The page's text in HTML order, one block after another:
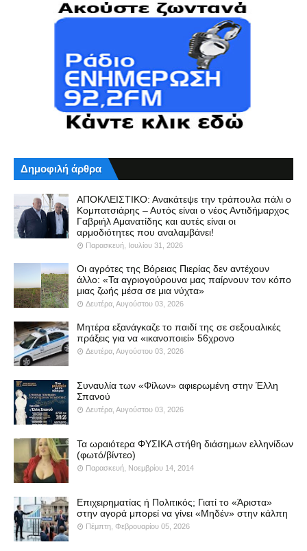
Δημοφιλή άρθρα
ΑΠΟΚΛΕΙΣΤΙΚΟ: Ανακάτεψε την τράπουλα πάλι ο
Κομπατσιάρης – Αυτός είναι ο νέος Αντιδήμαρχος
Γαβριήλ Αμανατίδης και αυτές είναι οι
αρμοδιότητες που αναλαμβάνει!
Παρασκευή, Ιουλίου 31, 2026
Οι αγρότες της Βόρειας Πιερίας δεν αντέχουν
άλλο: «Τα αγριογούρουνα μας παίρνουν τον κόπο
μιας ζωής μέσα σε μια νύχτα»
Δευτέρα, Αυγούστου 03, 2026
Μητέρα εξανάγκαζε το παιδί της σε σεξουαλικές
πράξεις για να «ικανοποιεί» 56χρονο
Δευτέρα, Αυγούστου 03, 2026
Συναυλία των «Φίλων» αφιερωμένη στην Έλλη
Σπανού
Δευτέρα, Αυγούστου 03, 2026
Τα ωραιότερα ΦΥΣΙΚΑ στήθη διάσημων ελληνίδων
(φωτό/βίντεο)
Παρασκευή, Νοεμβρίου 14, 2014
Επιχειρηματίας ή Πολιτικός; Γιατί το «Άριστα»
στην αγορά μπορεί να γίνει «Μηδέν» στην κάλπη
Πέμπτη, Φεβρουαρίου 05, 2026